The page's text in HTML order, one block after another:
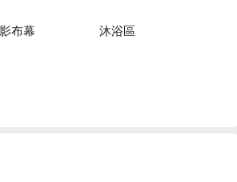
布幕 沐浴區